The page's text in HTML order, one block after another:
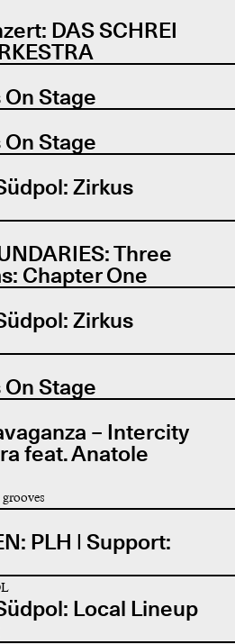
DAS SCHREI
Stage
Stage
Zirkus
Three
Chapter One
Zirkus
Stage
– Intercity
feat. Anatole
PLH | Support:
Local Lineup